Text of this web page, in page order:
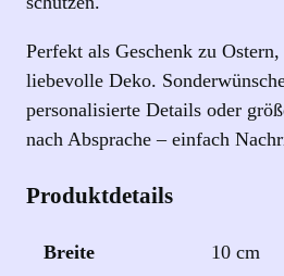
Perfekt als Geschenk zu
liebevolle Deko.
personalisierte Details oder
nach Absprache – einfach
Produktdetails
Breite 10 cm